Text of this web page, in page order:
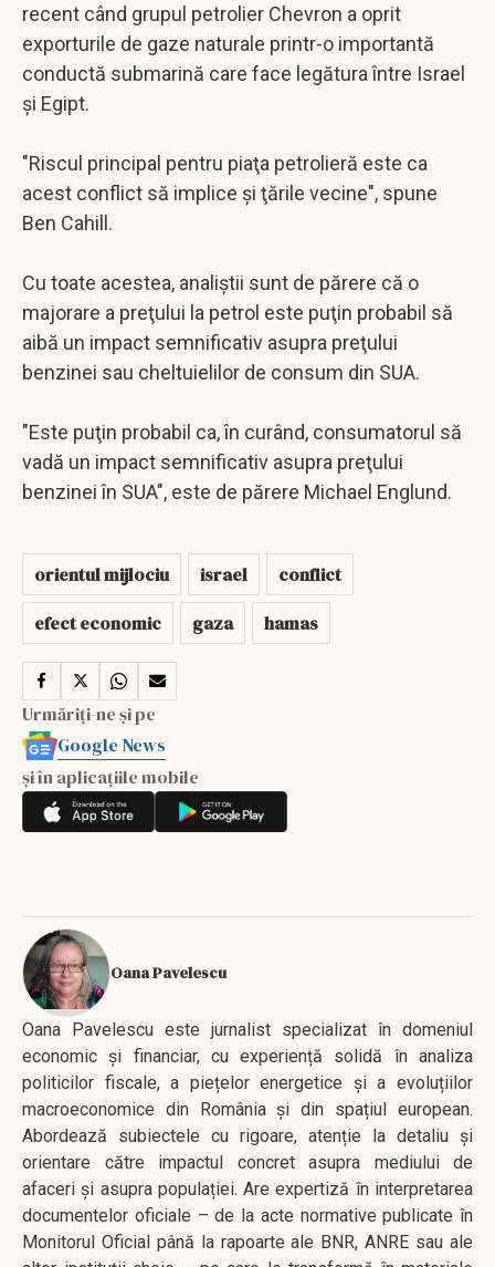
recent când grupul petrolier Chevron a oprit
exporturile de gaze naturale printr-o importantă
conductă submarină care face legătura între Israel
şi Egipt.
"Riscul principal pentru piaţa petrolieră este ca
acest conflict să implice şi ţările vecine", spune
Ben Cahill.
Cu toate acestea, analiştii sunt de părere că o
majorare a preţului la petrol este puţin probabil să
aibă un impact semnificativ asupra preţului
benzinei sau cheltuielilor de consum din SUA.
"Este puţin probabil ca, în curând, consumatorul să
vadă un impact semnificativ asupra preţului
benzinei în SUA", este de părere Michael Englund.
orientul mijlociu israel
conflict
efect economic
gaza hamas
Urmăriți-ne și pe
Google News
și în aplicațiile mobile
Oana Pavelescu
Oana Pavelescu este jurnalist specializat în domeniul
economic și financiar, cu experiență solidă în analiza
politicilor fiscale, a piețelor energetice și a evoluțiilor
macroeconomice din România și din spațiul european.
Abordează subiectele cu rigoare, atenție la detaliu și
orientare către impactul concret asupra mediului de
afaceri și asupra populației. Are expertiză în interpretarea
documentelor oficiale – de la acte normative publicate în
Monitorul Oficial până la rapoarte ale BNR, ANRE sau ale